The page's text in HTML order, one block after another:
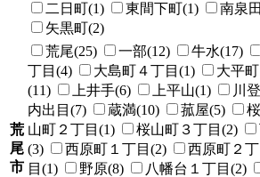
二日町(1)
東間下町(1) 南泉
矢黒町(2)
荒
尾
市
荒尾(25) 一部(12) 牛水(17)
丁目(4)
大島町４丁目(1) 大平
(11)
上井手(6) 上平山(1) 川
内出目(7)
蔵満(10) 菰屋(5)
山町２丁目(1)
桜山町３丁目(2)
(3)
西原町１丁目(2) 西原町２
目(1)
野原(8) 八幡台１丁目(2)